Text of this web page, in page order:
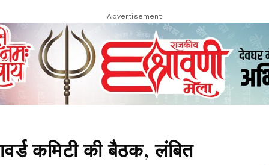
Advertisement
कमिटी की बैठक, लंबित